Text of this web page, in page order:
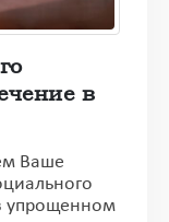
в
Ваше
упрощенном